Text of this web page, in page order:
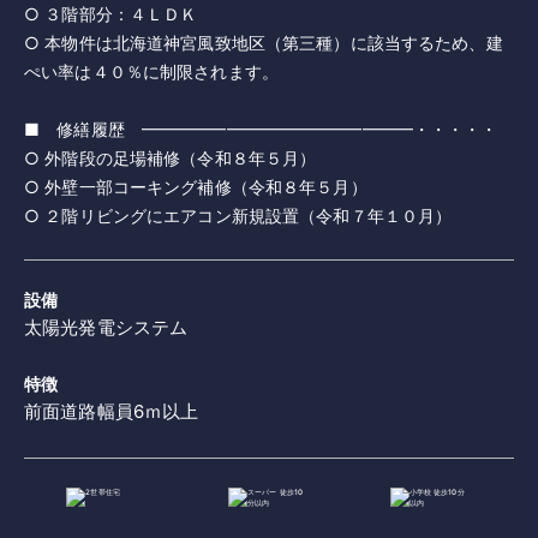
○ ３階部分：４ＬＤＫ
○ 本物件は北海道神宮風致地区（第三種）に該当するため、建
ぺい率は４０％に制限されます。
■ 修繕履歴 ━━━━━━━━━━━━━━━━・・・・・
○ 外階段の足場補修（令和８年５月）
○ 外壁一部コーキング補修（令和８年５月）
○ ２階リビングにエアコン新規設置（令和７年１０月）
設備
太陽光発電システム
特徴
前面道路幅員6ｍ以上